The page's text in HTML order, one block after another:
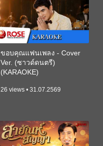
ขอบคุณแฟนเพลง - Cover
Ver. (ซาวด์ดนตรี)
(KARAOKE)
26 views • 31.07.2569